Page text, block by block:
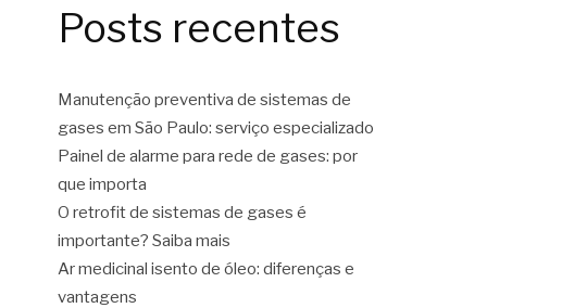
Posts recentes
Manutenção preventiva de sistemas de
gases em São Paulo: serviço especializado
Painel de alarme para rede de gases: por
que importa
O retrofit de sistemas de gases é
importante? Saiba mais
Ar medicinal isento de óleo: diferenças e
vantagens